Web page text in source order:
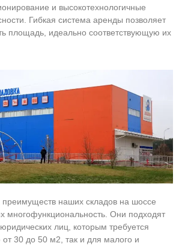
и высокотехнологичные
Гибкая система аренды позволяет
площадь, идеально соответствующую их
наших складов на шоссе
многофункциональность. Они подходят
лиц, которым требуется
30 до 50 м2, так и для малого и